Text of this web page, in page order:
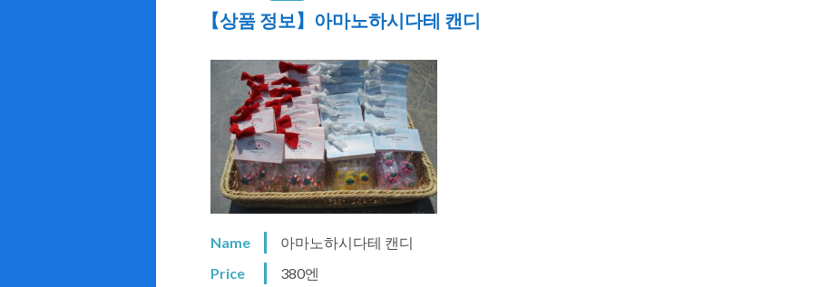
【상품 정보】아마노하시다테 캔디
Name
아마노하시다테 캔디
Price
380엔